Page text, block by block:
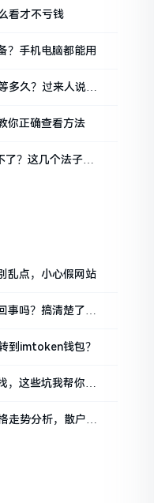
看才不亏钱
？手机电脑都能用
多久？过来人说说
你正确查看方法
？这几个法子能
乱点，小心假网站
事吗？搞清楚了再
到imtoken钱包？
，这些坑我帮你趟
走势分析，散户如